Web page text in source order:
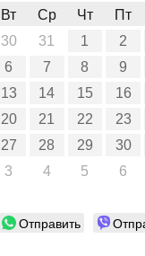
Вт Ср Чт
Пт
30 31 1
2
6 7 8
9
13 14 15
16
20 21 22
23
27 28 29
30
3 4 5 6
Отправить